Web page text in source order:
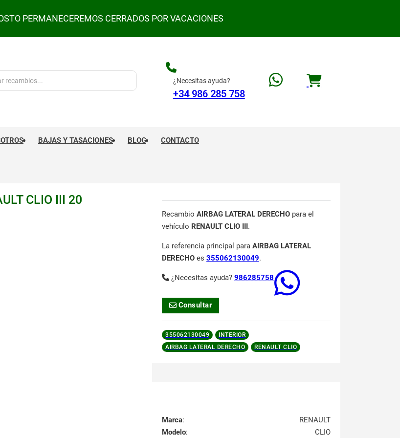
PERMANECEREMOS CERRADOS POR VACACIONES
¿Necesitas ayuda?
+34 986 285 758
BAJAS Y TASACIONES BLOG CONTACTO
CLIO III 20
Recambio AIRBAG LATERAL DERECHO para el
vehículo RENAULT CLIO III.
La referencia principal para AIRBAG LATERAL
DERECHO es 355062130049.
¿Necesitas ayuda? 986285758
Consultar
355062130049
INTERIOR
AIRBAG LATERAL DERECHO
RENAULT CLIO
Marca:
RENAULT
Modelo:
CLIO